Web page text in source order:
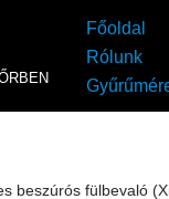
Főoldal
Rólunk
beszúrós fülbevaló